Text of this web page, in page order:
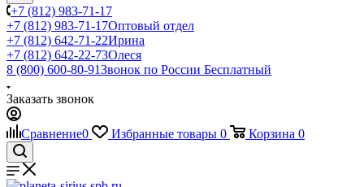
+7 (812) 983-71-17
+7 (812) 983-71-17Оптовый отдел
+7 (812) 642-71-22Ирина
+7 (812) 642-22-73Олеся
8 (800) 600-80-91Звонок по России Бесплатный
Заказать звонок
Сравнение0 Избранные товары 0 Корзина 0